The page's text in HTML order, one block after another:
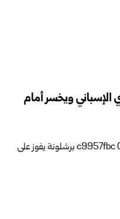
الإسباني ويخسر أمام